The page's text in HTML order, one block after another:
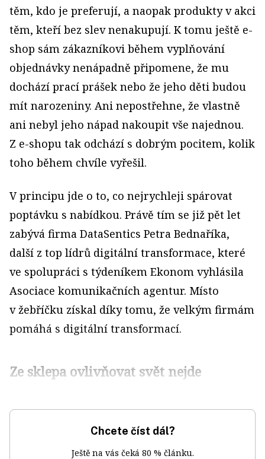
těm, kdo je preferují, a naopak produkty v akci
těm, kteří bez slev nenakupují. K tomu ještě e-
shop sám zákazníkovi během vyplňování
objednávky nenápadně připomene, že mu
dochází prací prášek nebo že jeho děti budou
mít narozeniny. Ani nepostřehne, že vlastně
ani nebyl jeho nápad nakoupit vše najednou.
Z e-shopu tak odchází s dobrým pocitem, kolik
toho během chvíle vyřešil.
V principu jde o to, co nejrychleji spárovat
poptávku s nabídkou. Právě tím se již pět let
zabývá firma DataSentics Petra Bednaříka,
další z top lídrů digitální transformace, které
ve spolupráci s týdeníkem Ekonom vyhlásila
Asociace komunikačních agentur. Místo
v žebříčku získal díky tomu, že velkým firmám
pomáhá s digitální transformací.
Ze sklepa ovlivňovat svět nejde
Chcete číst dál?
Ještě na vás čeká 80 % článku.